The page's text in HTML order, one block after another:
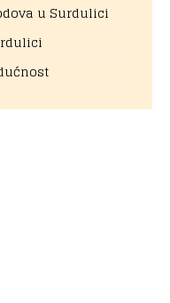
u Surdulici